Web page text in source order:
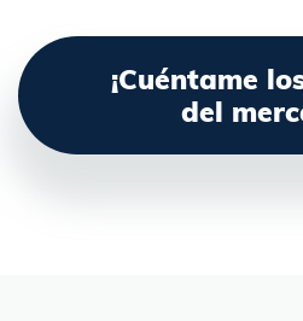
¡Cuéntame
del